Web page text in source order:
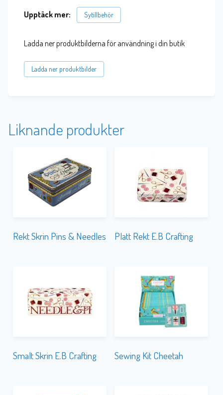
Upptäck mer: Sytillbehör
Ladda ner produktbilderna för användning i din butik
Ladda ner produktbilder
Liknande produkter
Rekt Skrin Pins & Needles Platt Rekt E.B Crafting
Smalt Skrin E.B Crafting Sewing Kit Cheetah